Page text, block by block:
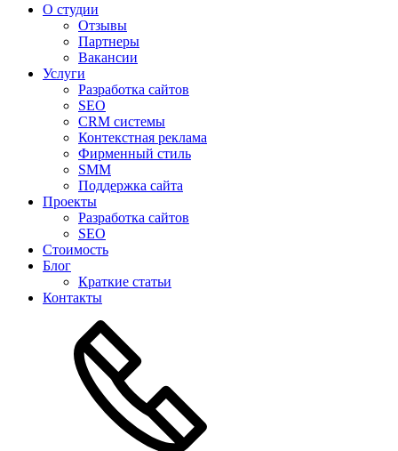
О студии
Отзывы
Партнеры
Вакансии
Услуги
Разработка сайтов
SEO
CRM системы
Контекстная реклама
Фирменный стиль
SMM
Поддержка сайта
Проекты
Разработка сайтов
SEO
Стоимость
Блог
Краткие статьи
Контакты